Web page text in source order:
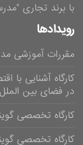
با برند تجاری
رویدادها
مقررات آموزشی
کارگاه آشنایی با
در فضای بین الملل
کارگاه تخصصی
کارگاه تخصصی